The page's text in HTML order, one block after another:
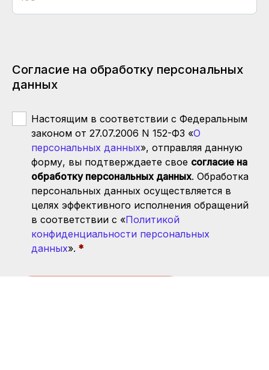
Согласие на обработку персональных
данных
Настоящим в соответствии с Федеральным
законом от 27.07.2006 N 152-ФЗ «О
персональных данных», отправляя данную
форму, вы подтверждаете свое согласие на
обработку персональных данных. Обработка
персональных данных осуществляется в
целях эффективного исполнения обращений
в соответствии с «Политикой
конфиденциальности персональных
данных».